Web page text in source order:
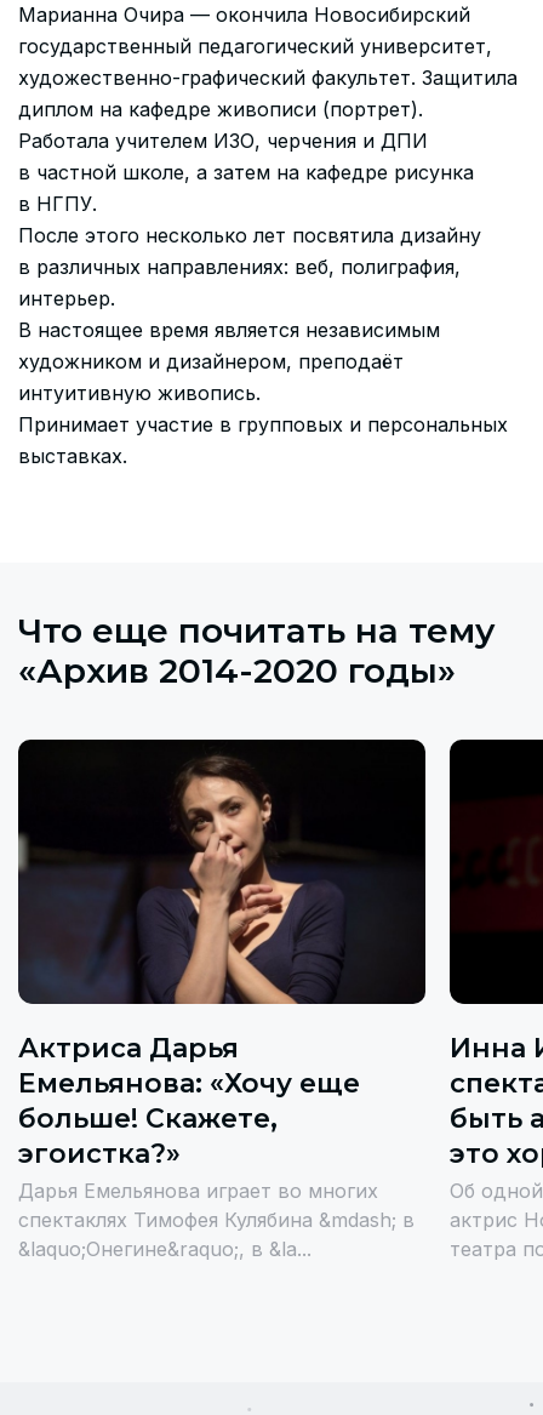
Марианна Очира — окончила Новосибирский
государственный педагогический университет,
художественно-графический факультет. Защитила
диплом на кафедре живописи (портрет).
Работала учителем ИЗО, черчения и ДПИ
в частной школе, а затем на кафедре рисунка
в НГПУ.
После этого несколько лет посвятила дизайну
в различных направлениях: веб, полиграфия,
интерьер.
В настоящее время является независимым
художником и дизайнером, преподаёт
интуитивную живопись.
Принимает участие в групповых и персональных
выставках.
Что еще почитать на тему
«Архив 2014-2020 годы»
Актриса Дарья
Емельянова: «Хочу еще
больше! Скажете,
эгоистка?»
Дарья Емельянова играет во многих
спектаклях Тимофея Кулябина &mdash; в
&laquo;Онегине&raquo;, в &la...
Инна
быть
это
Об
актрис
театра